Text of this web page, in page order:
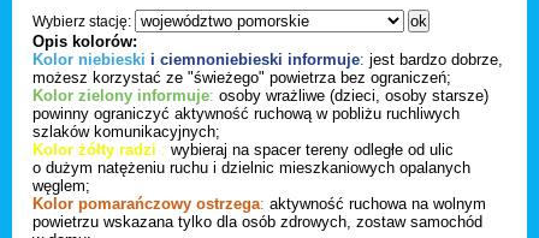
Wybierz stację:
Opis kolorów:
Kolor niebieski i ciemnoniebieski informuje: jest bardzo dobrze,
możesz korzystać ze "świeżego" powietrza bez ograniczeń;
Kolor zielony informuje: osoby wrażliwe (dzieci, osoby starsze)
powinny ograniczyć aktywność ruchową w pobliżu ruchliwych
szlaków komunikacyjnych;
Kolor żółty radzi : wybieraj na spacer tereny odległe od ulic
o dużym natężeniu ruchu i dzielnic mieszkaniowych opalanych
węglem;
Kolor pomarańczowy ostrzega: aktywność ruchowa na wolnym
powietrzu wskazana tylko dla osób zdrowych, zostaw samochód